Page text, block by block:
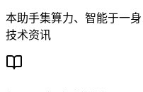
本助手集算力、智能于一
技术资讯